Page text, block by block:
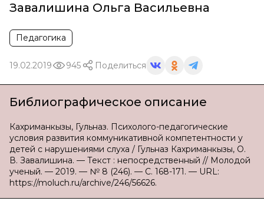
Завалишина Ольга Васильевна
Педагогика
19.02.2019 945 Поделиться
Библиографическое описание
Кахриманкызы, Гульназ. Психолого-педагогические
условия развития коммуникативной компетентности у
детей с нарушениями слуха / Гульназ Кахриманкызы, О.
В. Завалишина. — Текст : непосредственный // Молодой
ученый. — 2019. — № 8 (246). — С. 168-171. — URL:
https://moluch.ru/archive/246/56626.